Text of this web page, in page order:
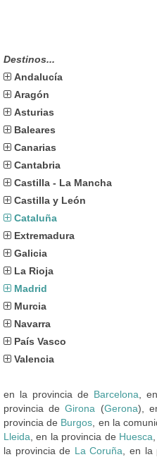
Destinos...
Andalucía
Aragón
Asturias
Baleares
Canarias
Cantabria
Castilla - La Mancha
Castilla y León
Cataluña
Extremadura
Galicia
La Rioja
Madrid
Murcia
Navarra
País Vasco
Valencia
en la provincia de Barcelona ,
provincia deGirona (Gerona),
provincia de Burgos , en la
Lleida , en la provincia de Huesca
la provincia de La Coruña , en